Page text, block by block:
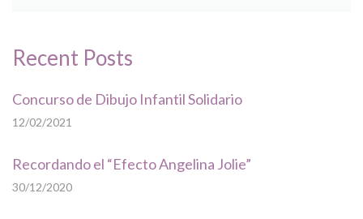
Recent Posts
Concurso de Dibujo Infantil Solidario
12/02/2021
Recordando el “Efecto Angelina Jolie”
30/12/2020